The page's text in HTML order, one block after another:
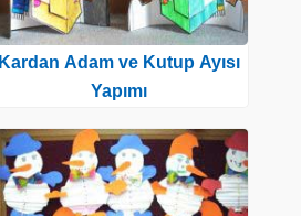
Kardan Adam ve Kutup Ayısı
Yapımı